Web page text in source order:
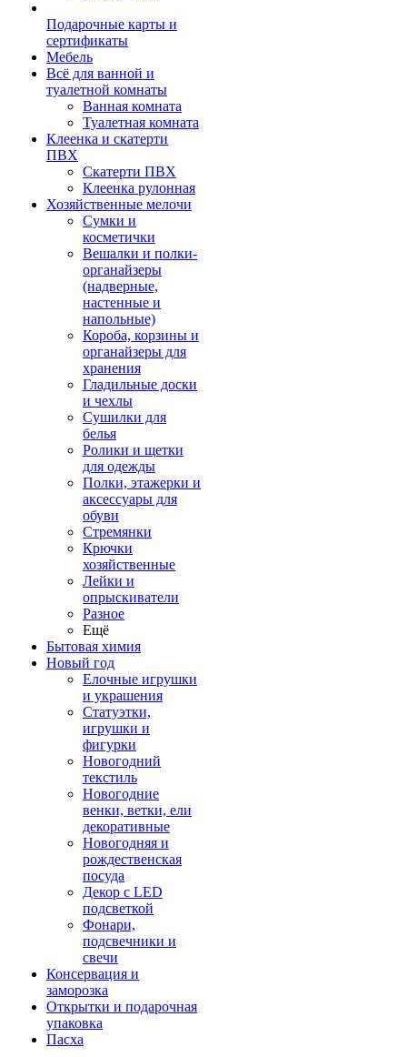
Подарочные карты и
сертификаты
Мебель
Всё для ванной и
туалетной комнаты
Ванная комната
Туалетная комната
Клеенка и скатерти
ПВХ
Скатерти ПВХ
Клеенка рулонная
Хозяйственные мелочи
Сумки и
косметички
Вешалки и полки-
органайзеры
(надверные,
настенные и
напольные)
Короба, корзины и
органайзеры для
хранения
Гладильные доски
и чехлы
Сушилки для
белья
Ролики и щетки
для одежды
Полки, этажерки и
аксессуары для
обуви
Стремянки
Крючки
хозяйственные
Лейки и
опрыскиватели
Разное
Ещё
Бытовая химия
Новый год
Елочные игрушки
и украшения
Статуэтки,
игрушки и
фигурки
Новогодний
текстиль
Новогодние
венки, ветки, ели
декоративные
Новогодняя и
рождественская
посуда
Декор с LED
подсветкой
Фонари,
подсвечники и
свечи
Консервация и
заморозка
Открытки и подарочная
упаковка
Пасха